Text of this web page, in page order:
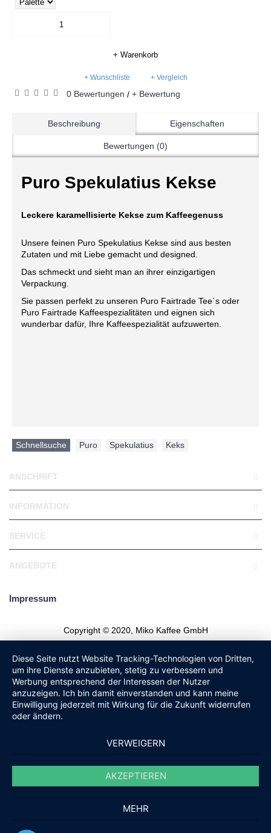
+ Warenkorb
+ Wunschliste + Vergleich
0 Bewertungen / + Bewertung
Beschreibung Eigenschaften
Bewertungen (0)
Puro Spekulatius Kekse
Leckere karamellisierte Kekse zum Kaffeegenuss
Unsere feinen Puro Spekulatius Kekse sind aus besten
Zutaten und mit Liebe gemacht und designed.
Das schmeckt und sieht man an ihrer einzigartigen
Verpackung.
Sie passen perfekt zu unseren Puro Fairtrade Tee´s oder
Puro Fairtrade Kaffeespezialitäten und eignen sich
wunderbar dafür, Ihre Kaffeespezialität aufzuwerten.
Schnellsuche Puro Spekulatius Keks
ANSCHRIFT
INFORMATION
SERVICE
ANGEBOTE
Impressum
Copyright © 2020, Miko Kaffee GmbH
Diese Seite nutzt Website Tracking-Technologien von Dritten,
um ihre Dienste anzubieten, stetig zu verbessern und
Werbung entsprechend der Interessen der Nutzer
anzuzeigen. Ich bin damit einverstanden und kann meine
Einwilligung jederzeit mit Wirkung für die Zukunft widerrufen
oder ändern.
VERWEIGERN
AKZEPTIEREN
MEHR